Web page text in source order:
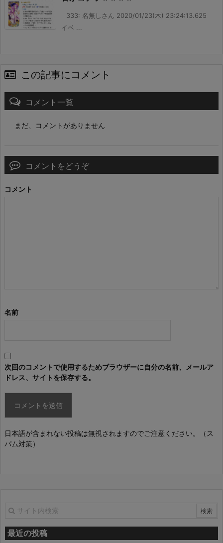
333: 名無しさん 2020/01/23(木) 23:24:13.625
イベ ...
この記事にコメント
コメント一覧
まだ、コメントがありません
コメントをどうぞ
コメント
名前
次回のコメントで使用するためブラウザーに自分の名前、メールア
ドレス、サイトを保存する。
日本語が含まれない投稿は無視されますのでご注意ください。（ス
パム対策）
最近の投稿